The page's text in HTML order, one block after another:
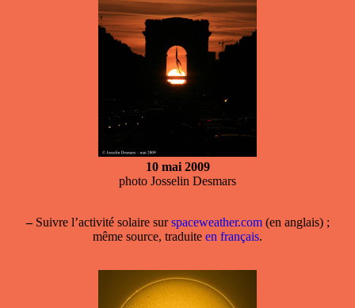
10 mai 2009
photo Josselin Desmars
–Suivre l’activité solaire surspaceweather.com(en anglais) ;
même source, traduite en français.